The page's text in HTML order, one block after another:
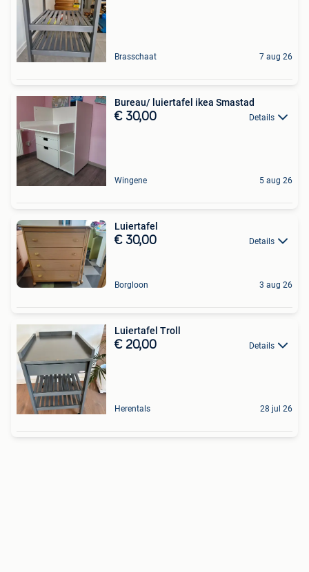
Brasschaat 7 aug 26
Bureau/ luiertafel ikea Smastad
€ 30,00 Details
Wingene 5 aug 26
Luiertafel
€ 30,00 Details
Borgloon 3 aug 26
Luiertafel Troll
€ 20,00 Details
Herentals 28 jul 26